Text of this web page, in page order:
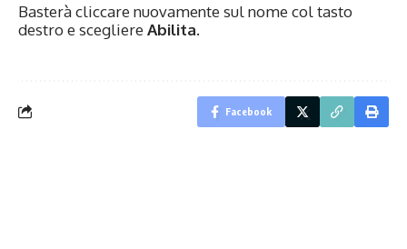
Basterà cliccare nuovamente sul nome col tasto
destro e scegliere Abilita.
Facebook